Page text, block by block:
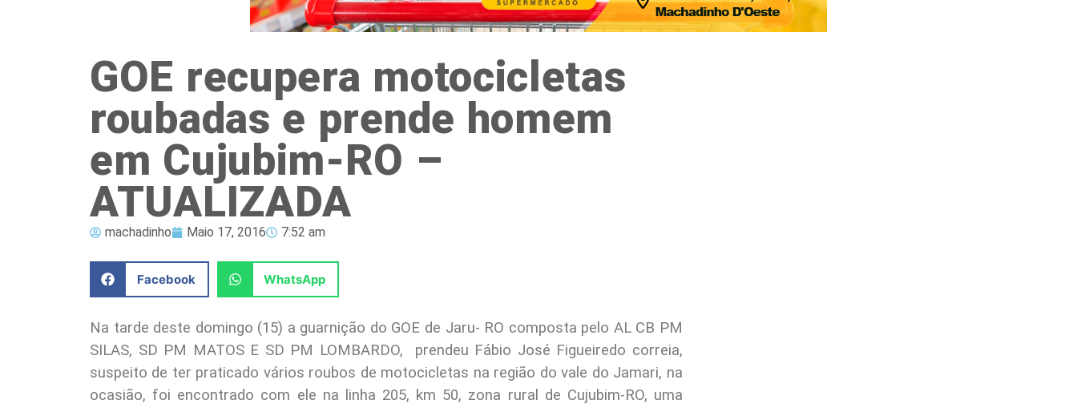
GOE recupera motocicletas
roubadas e prende homem
em Cujubim-RO –
ATUALIZADA
machadinho Maio 17, 2016 7:52 am
Facebook WhatsApp
Na tarde deste domingo (15) a guarnição do GOE de Jaru- RO composta pelo AL CB PM
SILAS, SD PM MATOS E SD PM LOMBARDO, prendeu Fábio José Figueiredo correia,
suspeito de ter praticado vários roubos de motocicletas na região do vale do Jamari, na
ocasião, foi encontrado com ele na linha 205, km 50, zona rural de Cujubim-RO, uma